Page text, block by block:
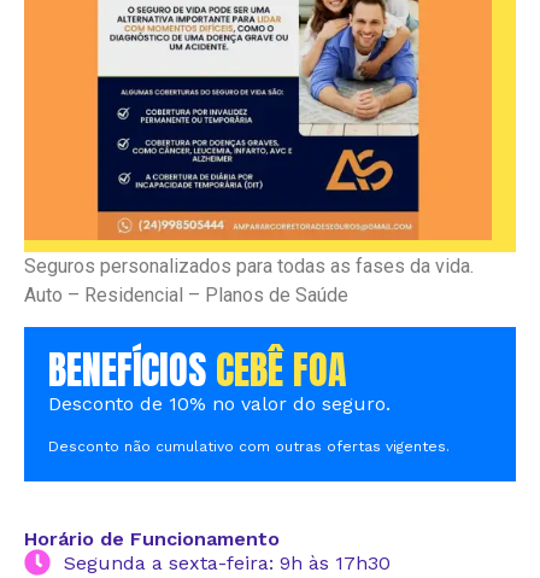
Seguros personalizados para todas as fases da vida.
Auto – Residencial – Planos de Saúde
BENEFÍCIOSCEBÊ FOA
Desconto de 10% no valor do seguro.
Desconto não cumulativo com outras ofertas vigentes.
Horário de Funcionamento
Segunda a sexta-feira: 9h às 17h30